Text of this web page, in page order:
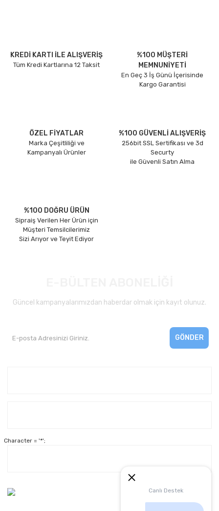
Canlı Destek
KREDİ KARTI İLE ALIŞVERİŞ
Tüm Kredi Kartlarına 12 Taksit
%100 MÜŞTERİ
MEMNUNİYETİ
En Geç 3 İş Günü İçerisinde
Kargo Garantisi
ÖZEL FİYATLAR
Marka Çeşitliliği ve
Kampanyalı Ürünler
%100 GÜVENLİ ALIŞVERİŞ
256bit SSL Sertifikası ve 3d
Securty
ile Güvenli Satın Alma
%100 DOĞRU ÜRÜN
Sipraiş Verilen Her Ürün için
Müşteri Temsilcilerimiz
Sizi Arıyor ve Teyit Ediyor
Güncel kampanyalarımızdan haberdar olmak için kayıt olunuz.
GÖNDER
Character = '*';